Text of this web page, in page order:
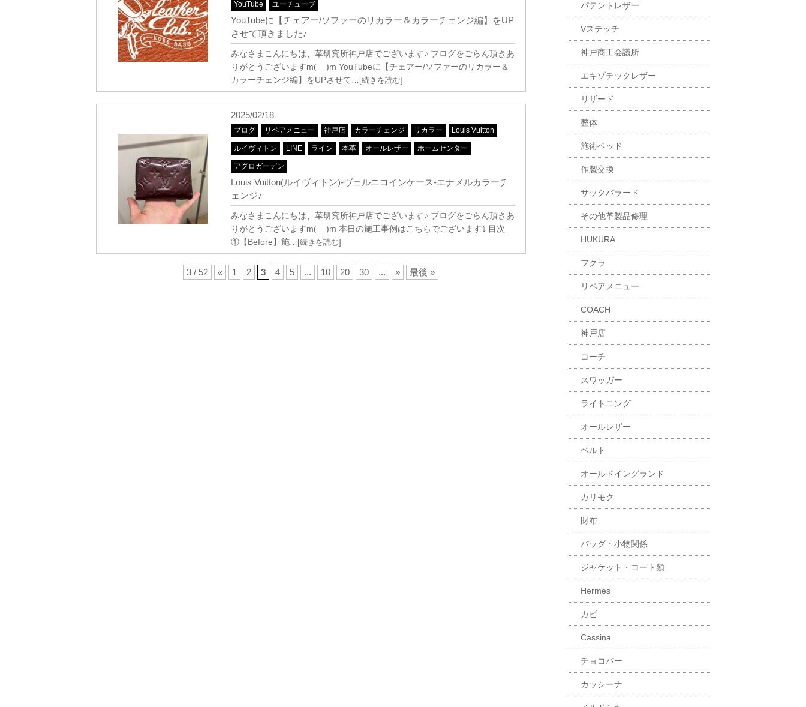
YouTube ユーチューブ
YouTubeに【チェアー/ソファーのリカラー＆カラーチェンジ編】をUP
させて頂きました♪
みなさまこんにちは、革研究所神戸店でございます♪ ブログをごらん頂きあ
りがとうございますm(__)m YouTubeに【チェアー/ソファーのリカラー＆
カラーチェンジ編】をUPさせて …[続きを読む]
2025/02/18
ブログ リペアメニュー 神戸店 カラーチェンジ リカラー Louis Vuitton
ルイヴィトン LINE ライン 本革 オールレザー ホームセンター
アグロガーデン
Louis Vuitton(ルイヴィトン)-ヴェルニコインケース-エナメルカラーチ
ェンジ♪
みなさまこんにちは、革研究所神戸店でございます♪ ブログをごらん頂きあ
りがとうございますm(__)m 本日の施工事例はこちらでございます⤵ 目次
①【Before】施…[続きを読む]
3 / 52 « 1 2 3 4 5 ... 10 20 30 ... » 最後 »
パテントレザー
Vステッチ
神戸商工会議所
エキゾチックレザー
リザード
整体
施術ベッド
作製交換
サックバラード
その他革製品修理
HUKURA
フクラ
リペアメニュー
COACH
神戸店
コーチ
スワッガー
ライトニング
オールレザー
ベルト
オールドイングランド
カリモク
財布
バッグ・小物関係
ジャケット・コート類
Hermès
カビ
Cassina
チョコバー
カッシーナ